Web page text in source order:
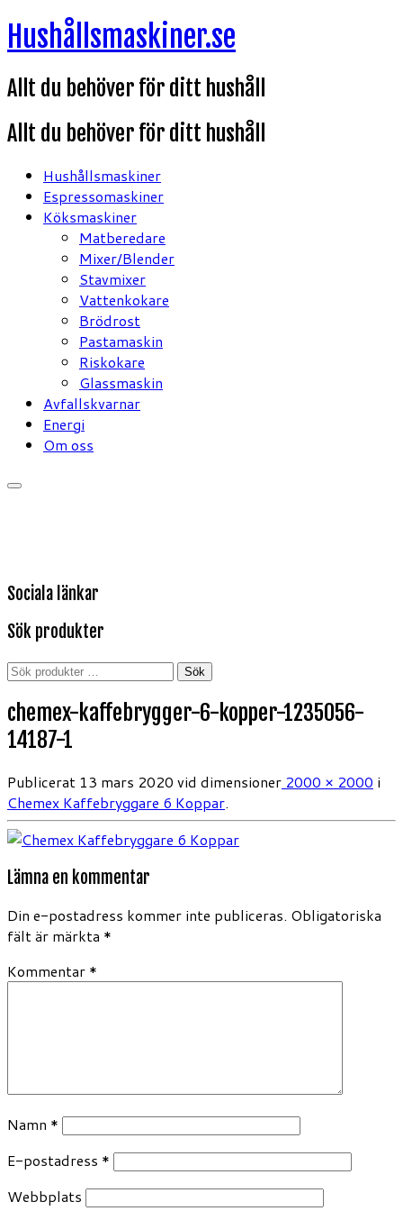
Hoppa
till
Hushållsmaskiner.se
Allt du behöver för ditt hushåll
Allt du behöver för ditt hushåll
Hushållsmaskiner
Espressomaskiner
Köksmaskiner
Matberedare
Mixer/Blender
Stavmixer
Vattenkokare
Brödrost
Pastamaskin
Riskokare
Glassmaskin
Avfallskvarnar
Energi
Om oss
Sociala länkar
Sök produkter
Sök
Sök
chemex-kaffebrygger-6-kopper-1235056-
14187-1
Publicerat 13 mars 2020 vid dimensioner 2000 × 2000 i
Chemex Kaffebryggare 6 Koppar.
Lämna en kommentar
Din e-postadress kommer inte publiceras. Obligatoriska
fält är märkta *
Kommentar *
Namn *
E-postadress *
Webbplats